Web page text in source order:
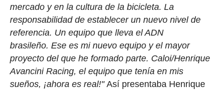
mercado y en la cultura de la bicicleta. La
responsabilidad de establecer un nuevo nivel de
referencia. Un equipo que lleva el ADN
brasileño. Ese es mi nuevo equipo y el mayor
proyecto del que he formado parte. Caloi/Henrique
Avancini Racing, el equipo que tenía en mis
sueños, ¡ahora es real!" Así presentaba Henrique